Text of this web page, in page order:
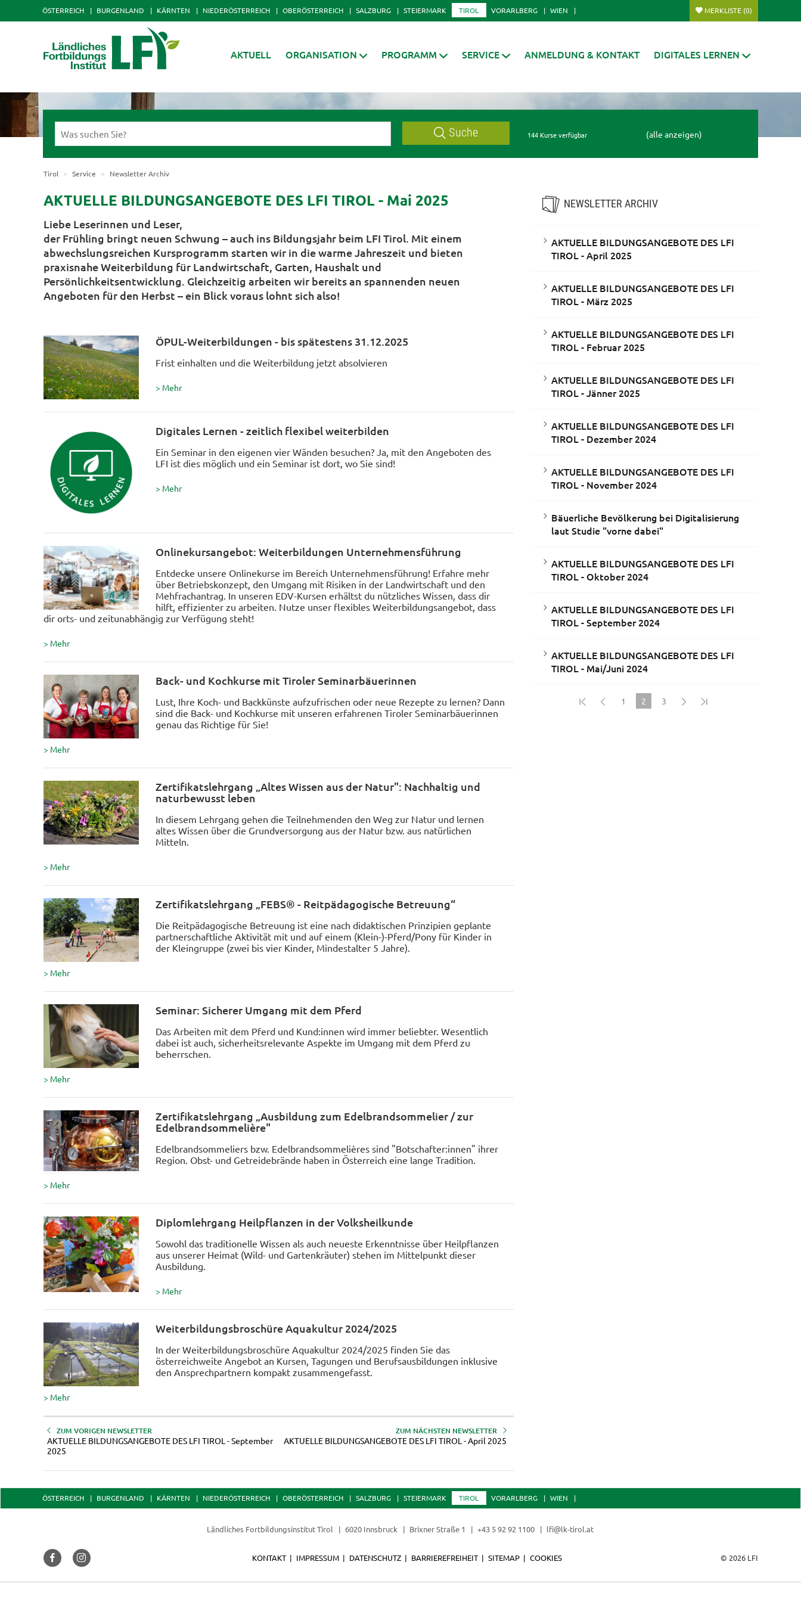
ÖSTERREICH BURGENLAND KÄRNTEN NIEDERÖSTERREICH OBERÖSTERREICH SALZBURG STEIERMARK TIROL VORARLBERG WIEN MERKLISTE (0)
AKTUELL ORGANISATION PROGRAMM SERVICE ANMELDUNG & KONTAKT DIGITALES LERNEN
Suche 144 Kurse verfügbar (alle anzeigen)
Tirol Service Newsletter Archiv
AKTUELLE BILDUNGSANGEBOTE DES LFI TIROL - Mai 2025
Liebe Leserinnen und Leser,
der Frühling bringt neuen Schwung – auch ins Bildungsjahr beim LFI Tirol. Mit einem
abwechslungsreichen Kursprogramm starten wir in die warme Jahreszeit und bieten
praxisnahe Weiterbildung für Landwirtschaft, Garten, Haushalt und
Persönlichkeitsentwicklung. Gleichzeitig arbeiten wir bereits an spannenden neuen
Angeboten für den Herbst – ein Blick voraus lohnt sich also!
ÖPUL-Weiterbildungen - bis spätestens 31.12.2025
Frist einhalten und die Weiterbildung jetzt absolvieren
> Mehr
Digitales Lernen - zeitlich flexibel weiterbilden
Ein Seminar in den eigenen vier Wänden besuchen? Ja, mit den Angeboten des
LFI ist dies möglich und ein Seminar ist dort, wo Sie sind!
> Mehr
Onlinekursangebot: Weiterbildungen Unternehmensführung
Entdecke unsere Onlinekurse im Bereich Unternehmensführung! Erfahre mehr
über Betriebskonzept, den Umgang mit Risiken in der Landwirtschaft und den
Mehfrachantrag. In unseren EDV-Kursen erhältst du nützliches Wissen, dass dir
hilft, effizienter zu arbeiten. Nutze unser flexibles Weiterbildungsangebot, dass
dir orts- und zeitunabhängig zur Verfügung steht!
> Mehr
Back- und Kochkurse mit Tiroler Seminarbäuerinnen
Lust, Ihre Koch- und Backkünste aufzufrischen oder neue Rezepte zu lernen? Dann
sind die Back- und Kochkurse mit unseren erfahrenen Tiroler Seminarbäuerinnen
genau das Richtige für Sie!
> Mehr
Zertifikatslehrgang „Altes Wissen aus der Natur": Nachhaltig und
naturbewusst leben
In diesem Lehrgang gehen die Teilnehmenden den Weg zur Natur und lernen
altes Wissen über die Grundversorgung aus der Natur bzw. aus natürlichen
Mitteln.
> Mehr
Zertifikatslehrgang „FEBS® - Reitpädagogische Betreuung“
Die Reitpädagogische Betreuung ist eine nach didaktischen Prinzipien geplante
partnerschaftliche Aktivität mit und auf einem (Klein-)-Pferd/Pony für Kinder in
der Kleingruppe (zwei bis vier Kinder, Mindestalter 5 Jahre).
> Mehr
Seminar: Sicherer Umgang mit dem Pferd
Das Arbeiten mit dem Pferd und Kund:innen wird immer beliebter. Wesentlich
dabei ist auch, sicherheitsrelevante Aspekte im Umgang mit dem Pferd zu
beherrschen.
> Mehr
Zertifikatslehrgang „Ausbildung zum Edelbrandsommelier / zur
Edelbrandsommelière"
Edelbrandsommeliers bzw. Edelbrandsommelières sind "Botschafter:innen" ihrer
Region. Obst- und Getreidebrände haben in Österreich eine lange Tradition.
> Mehr
Diplomlehrgang Heilpflanzen in der Volksheilkunde
Sowohl das traditionelle Wissen als auch neueste Erkenntnisse über Heilpflanzen
aus unserer Heimat (Wild- und Gartenkräuter) stehen im Mittelpunkt dieser
Ausbildung.
> Mehr
Weiterbildungsbroschüre Aquakultur 2024/2025
In der Weiterbildungsbroschüre Aquakultur 2024/2025 finden Sie das
österreichweite Angebot an Kursen, Tagungen und Berufsausbildungen inklusive
den Ansprechpartnern kompakt zusammengefasst.
> Mehr
ZUM VORIGEN NEWSLETTER
AKTUELLE BILDUNGSANGEBOTE DES LFI TIROL - September
2025
ZUM NÄCHSTEN NEWSLETTER
AKTUELLE BILDUNGSANGEBOTE DES LFI TIROL - April 2025
NEWSLETTER ARCHIV
AKTUELLE BILDUNGSANGEBOTE DES LFI
TIROL - April 2025
AKTUELLE BILDUNGSANGEBOTE DES LFI
TIROL - März 2025
AKTUELLE BILDUNGSANGEBOTE DES LFI
TIROL - Februar 2025
AKTUELLE BILDUNGSANGEBOTE DES LFI
TIROL - Jänner 2025
AKTUELLE BILDUNGSANGEBOTE DES LFI
TIROL - Dezember 2024
AKTUELLE BILDUNGSANGEBOTE DES LFI
TIROL - November 2024
Bäuerliche Bevölkerung bei Digitalisierung
laut Studie "vorne dabei"
AKTUELLE BILDUNGSANGEBOTE DES LFI
TIROL - Oktober 2024
AKTUELLE BILDUNGSANGEBOTE DES LFI
TIROL - September 2024
AKTUELLE BILDUNGSANGEBOTE DES LFI
TIROL - Mai/Juni 2024
1
2
3
ÖSTERREICH BURGENLAND KÄRNTEN NIEDERÖSTERREICH OBERÖSTERREICH SALZBURG STEIERMARK TIROL VORARLBERG WIEN
Ländliches Fortbildungsinstitut Tirol 6020 Innsbruck Brixner Straße 1 +43 5 92 92 1100 lfi@lk-tirol.at
© 2026 LFI
KONTAKT IMPRESSUM DATENSCHUTZ BARRIEREFREIHEIT SITEMAP COOKIES